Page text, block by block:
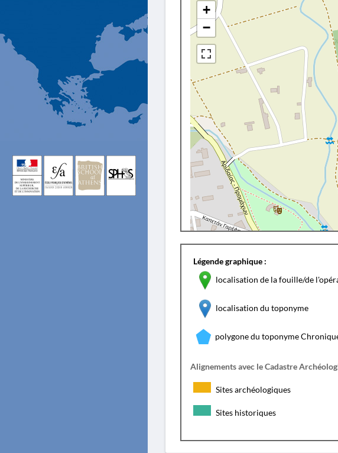
+
−
Légende graphique :
localisation de la fouille/de
localisation du toponyme
polygone du toponyme
Alignements avec le Cadastre
Sites archéologiques
Sites historiques